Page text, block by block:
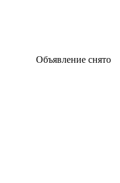
Объявление снято